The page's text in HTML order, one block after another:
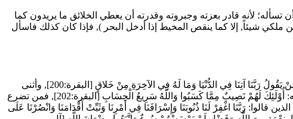
تسأله؛ لأنه قادر بعزته وجبروته وقدرته أن يعطي الخلائق ما يريدون كما
شيئاً, إلا كما ينقص المخيط إذا أدخل البحر ), فإذا كان كذلك فاسأل
رَبَّنَا آتِنَا فِي الدُّنْيَا وَمَا لَهُ فِي الآخِرَةِ مِنْ خَلاقٍ
[البقرة:200], وأثنى
أُوْلَئِكَ لَهُمْ نَصِيبٌ مِمَّا كَسَبُوا وَاللَّهُ سَرِيعُ الْحِسَابِ
[البقرة:202], فمن تضرع
قالوا: رَبَّنَا اغْفِرْ لَنَا ذُنُوبَنَا وَإِسْرَافَنَا فِي أَمْرِنَا وَثَبِّتْ أَقْدَامَنَا وَانْصُرْنَا عَلَى